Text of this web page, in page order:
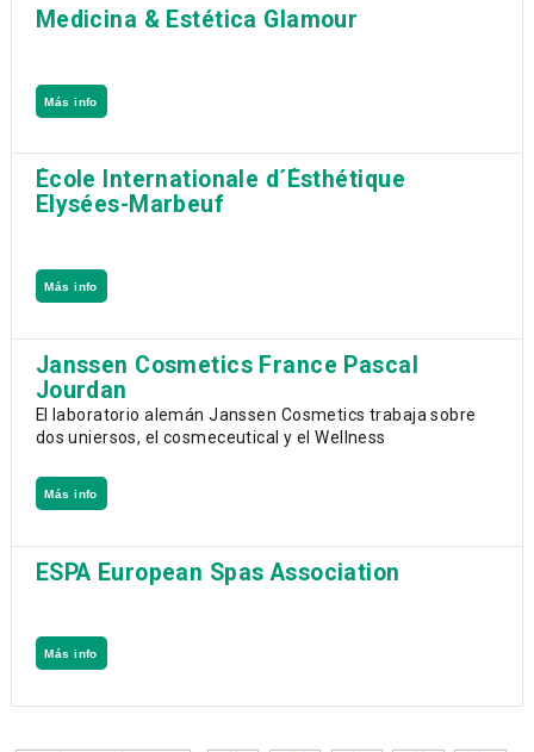
Medicina & Estética Glamour
Más info
École Internationale d´Ésthétique
Elysées-Marbeuf
Más info
Janssen Cosmetics France Pascal
Jourdan
El laboratorio alemán Janssen Cosmetics trabaja sobre
dos uniersos, el cosmeceutical y el Wellness
Más info
ESPA European Spas Association
Más info